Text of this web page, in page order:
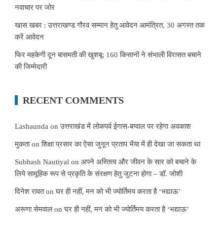
नवाचार पर जोर
खास खबर : उत्तराखण्ड गौरव सम्मान हेतु आवेदन आमंत्रित, 30 अगस्त तक
करें आवेदन
फिर महकेगी दून बासमती की खुशबू: 160 किसानों ने संभाली विरासत बचाने
की जिम्मेदारी
RECENT COMMENTS
Lashaunda onउत्तराखंड में लोकपर्व ईगास-बग्वाल पर रहेगा अवकाश
मुकताonशिक्षा प्रसार का ऐसा जुनून प्रताप भैया में ही देखा जा सकता था
Subhash Nautiyal on अपने अस्तित्व और जीवन के सार को बचाने के
लिये सामूहिक रूप से प्रकृति के संरक्षण हेतु जुटना होगा – डॉ. जोशी
दिनेश रावतonघर ही नहीं, मन को भी ज्योर्तिमय करता है ‘भद्याऊ’
अरूणा सेमवाल onघर ही नहीं, मन को भी ज्योर्तिमय करता है ‘भद्याऊ’